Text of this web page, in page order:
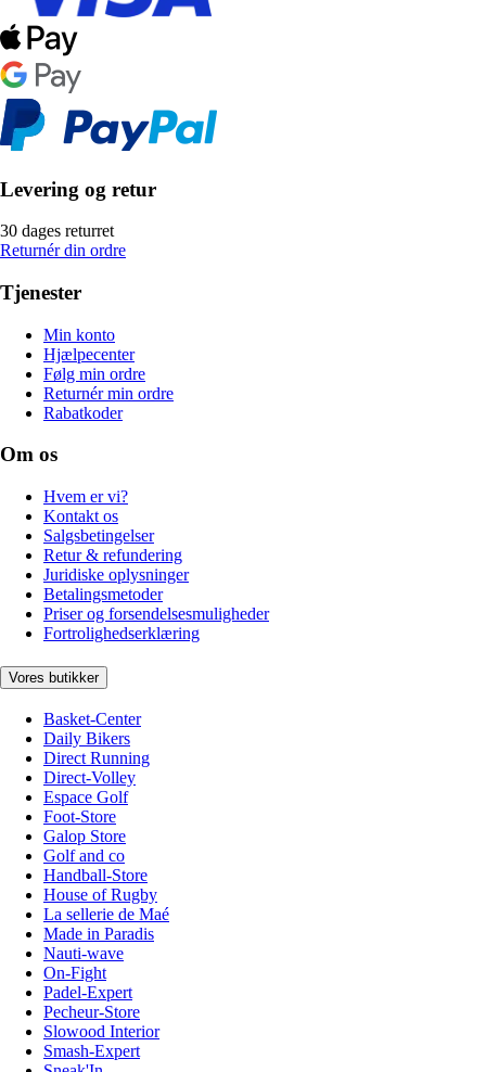
Levering og retur
30 dages returret
Returnér din ordre
Tjenester
Min konto
Hjælpecenter
Følg min ordre
Returnér min ordre
Rabatkoder
Om os
Hvem er vi?
Kontakt os
Salgsbetingelser
Retur & refundering
Juridiske oplysninger
Betalingsmetoder
Priser og forsendelsesmuligheder
Fortrolighedserklæring
Vores butikker
Basket-Center
Daily Bikers
Direct Running
Direct-Volley
Espace Golf
Foot-Store
Galop Store
Golf and co
Handball-Store
House of Rugby
La sellerie de Maé
Made in Paradis
Nauti-wave
On-Fight
Padel-Expert
Pecheur-Store
Slowood Interior
Smash-Expert